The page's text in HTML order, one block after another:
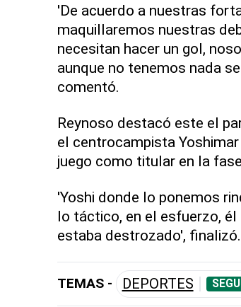
'De acuerdo a nuestras
maquillaremos nuestras
necesitan hacer un gol,
aunque no tenemos nada
comentó.
Reynoso destacó este el
el centrocampista
juego como titular en la
'Yoshi donde lo ponemos
lo táctico, en el esfuerzo,
estaba destrozado',
TEMAS - DEPORTES